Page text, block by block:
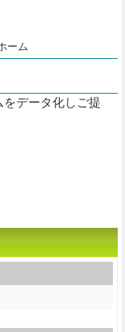
ーム
をデータ化しご提
り